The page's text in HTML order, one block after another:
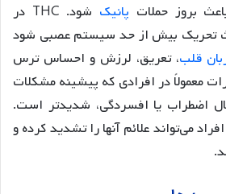
بروز حملات پانیک
شود. THC در
تحریک بیش از حد سیستم عصبی شود
قلب، تعریق، لرزش و احساس ترس
معمولاً در افرادی که پیشینه مشکلات
اضطراب یا افسردگی، شدیدتر است.
می‌تواند علائم آنها را تشدید کرده و